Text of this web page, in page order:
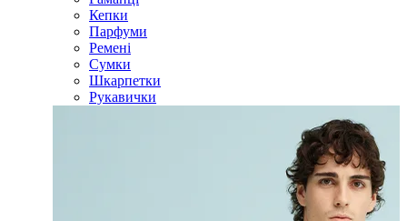
Кепки
Парфуми
Ремені
Сумки
Шкарпетки
Рукавички